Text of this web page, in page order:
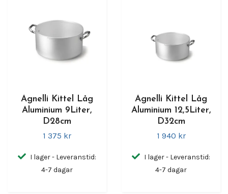
Agnelli Kittel Låg
Aluminium 9Liter,
D28cm
1 375 kr
I lager - Leveranstid:
4-7 dagar
Agnelli Kittel Låg
Aluminium 12,5Liter,
D32cm
1 940 kr
I lager - Leveranstid:
4-7 dagar